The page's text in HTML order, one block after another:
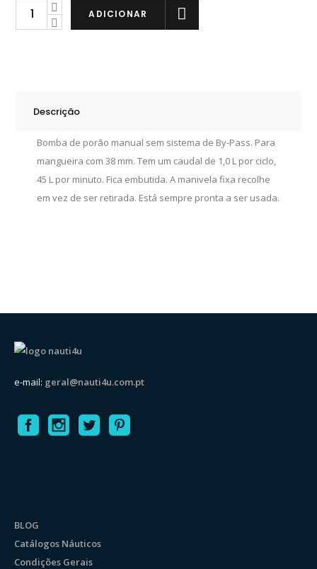
Plastimo
ADICIONAR
Descrição
Bomba de porão manual sem sistema de By-Pass. Para
mangueira com 38 mm. Tem um caudal de 1,0 L por ciclo,
45 L por minuto. Fica embutida. A manivela fixa recolhe
em vez de ser retirada. Está sempre pronta a ser usada.
e-mail: geral@nauti4u.com.pt
BLOG
Catálogos Náuticos
Condições Gerais